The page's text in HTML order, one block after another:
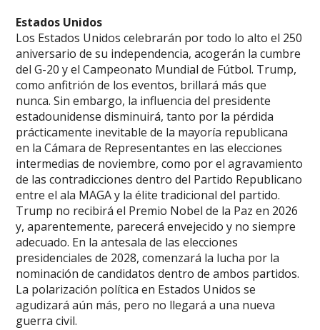
Estados Unidos
Los Estados Unidos celebrarán por todo lo alto el 250
aniversario de su independencia, acogerán la cumbre
del G-20 y el Campeonato Mundial de Fútbol. Trump,
como anfitrión de los eventos, brillará más que
nunca. Sin embargo, la influencia del presidente
estadounidense disminuirá, tanto por la pérdida
prácticamente inevitable de la mayoría republicana
en la Cámara de Representantes en las elecciones
intermedias de noviembre, como por el agravamiento
de las contradicciones dentro del Partido Republicano
entre el ala MAGA y la élite tradicional del partido.
Trump no recibirá el Premio Nobel de la Paz en 2026
y, aparentemente, parecerá envejecido y no siempre
adecuado. En la antesala de las elecciones
presidenciales de 2028, comenzará la lucha por la
nominación de candidatos dentro de ambos partidos.
La polarización política en Estados Unidos se
agudizará aún más, pero no llegará a una nueva
guerra civil.